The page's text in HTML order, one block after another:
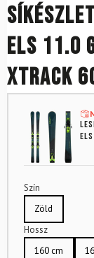
Síkészlet
ELS 11.0
Xtrack
Szín
Zöld
Hossz
160 cm